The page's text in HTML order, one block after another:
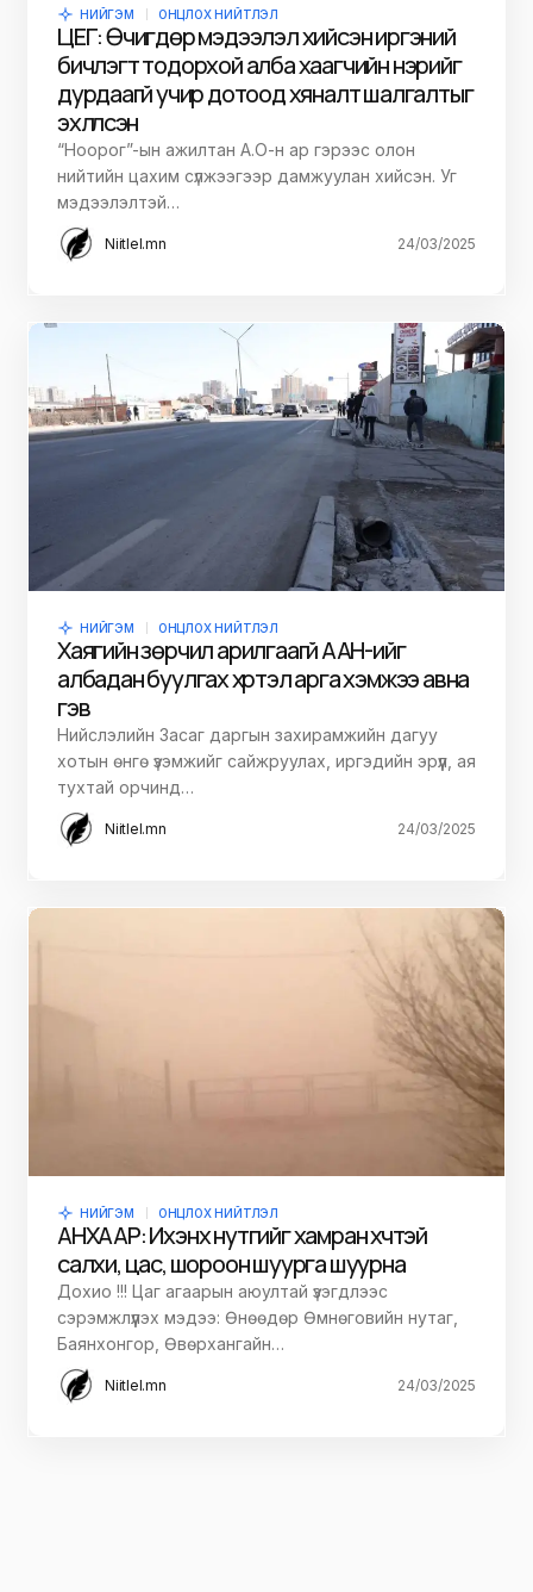
НИЙГЭМ ОНЦЛОХ НИЙТЛЭЛ
ЦЕГ: Өчигдөр мэдээлэл хийсэн иргэний
бичлэгт тодорхой алба хаагчийн нэрийг
дурдаагүй учир дотоод хяналт шалгалтыг
эхлүүлсэн
“Ноорог”-ын ажилтан А.О-н ар гэрээс олон
нийтийн цахим сүлжээгээр дамжуулан хийсэн. Уг
мэдээлэлтэй…
Niitlel.mn 24/03/2025
НИЙГЭМ ОНЦЛОХ НИЙТЛЭЛ
Хаягийн зөрчил арилгаагүй ААН-ийг
албадан буулгах хүртэл арга хэмжээ авна
гэв
Нийслэлийн Засаг даргын захирамжийн дагуу
хотын өнгө үзэмжийг сайжруулах, иргэдийн эрүүл, ая
тухтай орчинд…
Niitlel.mn 24/03/2025
НИЙГЭМ ОНЦЛОХ НИЙТЛЭЛ
АНХААР: Ихэнх нутгийг хамран хүчтэй
салхи, цас, шороон шуурга шуурна
Дохио !!! Цаг агаарын аюултай үзэгдлээс
сэрэмжлүүлэх мэдээ: Өнөөдөр Өмнөговийн нутаг,
Баянхонгор, Өвөрхангайн…
Niitlel.mn 24/03/2025